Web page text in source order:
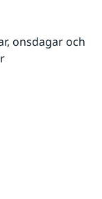
onsdagar och